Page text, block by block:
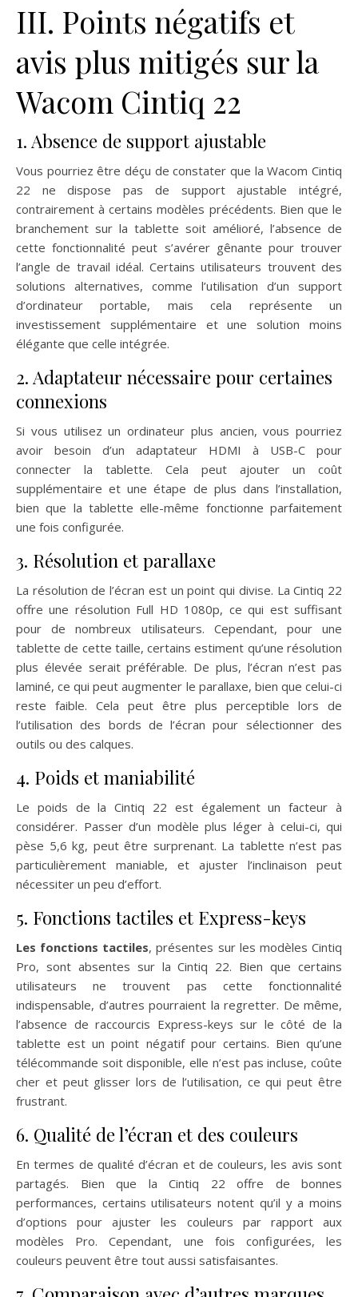
III. Points négatifs et
avis plus mitigés sur la
Wacom Cintiq 22
1. Absence de support ajustable
Vous pourriez être déçu de constater que la Wacom Cintiq
22 ne dispose pas de support ajustable intégré,
contrairement à certains modèles précédents. Bien que le
branchement sur la tablette soit amélioré, l’absence de
cette fonctionnalité peut s’avérer gênante pour trouver
l’angle de travail idéal. Certains utilisateurs trouvent des
solutions alternatives, comme l’utilisation d’un support
d’ordinateur portable, mais cela représente un
investissement supplémentaire et une solution moins
élégante que celle intégrée.
2. Adaptateur nécessaire pour certaines
connexions
Si vous utilisez un ordinateur plus ancien, vous pourriez
avoir besoin d’un adaptateur HDMI à USB-C pour
connecter la tablette. Cela peut ajouter un coût
supplémentaire et une étape de plus dans l’installation,
bien que la tablette elle-même fonctionne parfaitement
une fois configurée.
3. Résolution et parallaxe
La résolution de l’écran est un point qui divise. La Cintiq 22
offre une résolution Full HD 1080p, ce qui est suffisant
pour de nombreux utilisateurs. Cependant, pour une
tablette de cette taille, certains estiment qu’une résolution
plus élevée serait préférable. De plus, l’écran n’est pas
laminé, ce qui peut augmenter le parallaxe, bien que celui-ci
reste faible. Cela peut être plus perceptible lors de
l’utilisation des bords de l’écran pour sélectionner des
outils ou des calques.
4. Poids et maniabilité
Le poids de la Cintiq 22 est également un facteur à
considérer. Passer d’un modèle plus léger à celui-ci, qui
pèse 5,6 kg, peut être surprenant. La tablette n’est pas
particulièrement maniable, et ajuster l’inclinaison peut
nécessiter un peu d’effort.
5. Fonctions tactiles et Express-keys
Les fonctions tactiles, présentes sur les modèles Cintiq
Pro, sont absentes sur la Cintiq 22. Bien que certains
utilisateurs ne trouvent pas cette fonctionnalité
indispensable, d’autres pourraient la regretter. De même,
l’absence de raccourcis Express-keys sur le côté de la
tablette est un point négatif pour certains. Bien qu’une
télécommande soit disponible, elle n’est pas incluse, coûte
cher et peut glisser lors de l’utilisation, ce qui peut être
frustrant.
6. Qualité de l’écran et des couleurs
En termes de qualité d’écran et de couleurs, les avis sont
partagés. Bien que la Cintiq 22 offre de bonnes
performances, certains utilisateurs notent qu’il y a moins
d’options pour ajuster les couleurs par rapport aux
modèles Pro. Cependant, une fois configurées, les
couleurs peuvent être tout aussi satisfaisantes.